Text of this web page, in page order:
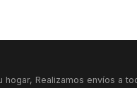
Realizamos envíos a